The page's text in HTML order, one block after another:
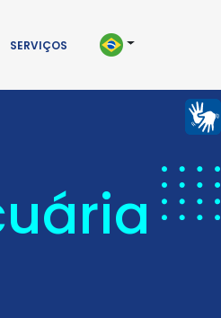
SERVIÇOS